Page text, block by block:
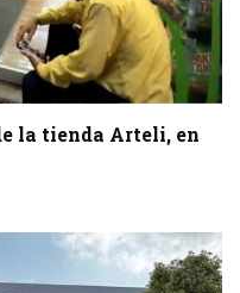
la tienda Arteli, en